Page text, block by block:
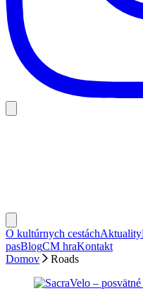
O kultúrnych cestáchAktuality
pasBlogCM hraKontakt
Domov
Roads